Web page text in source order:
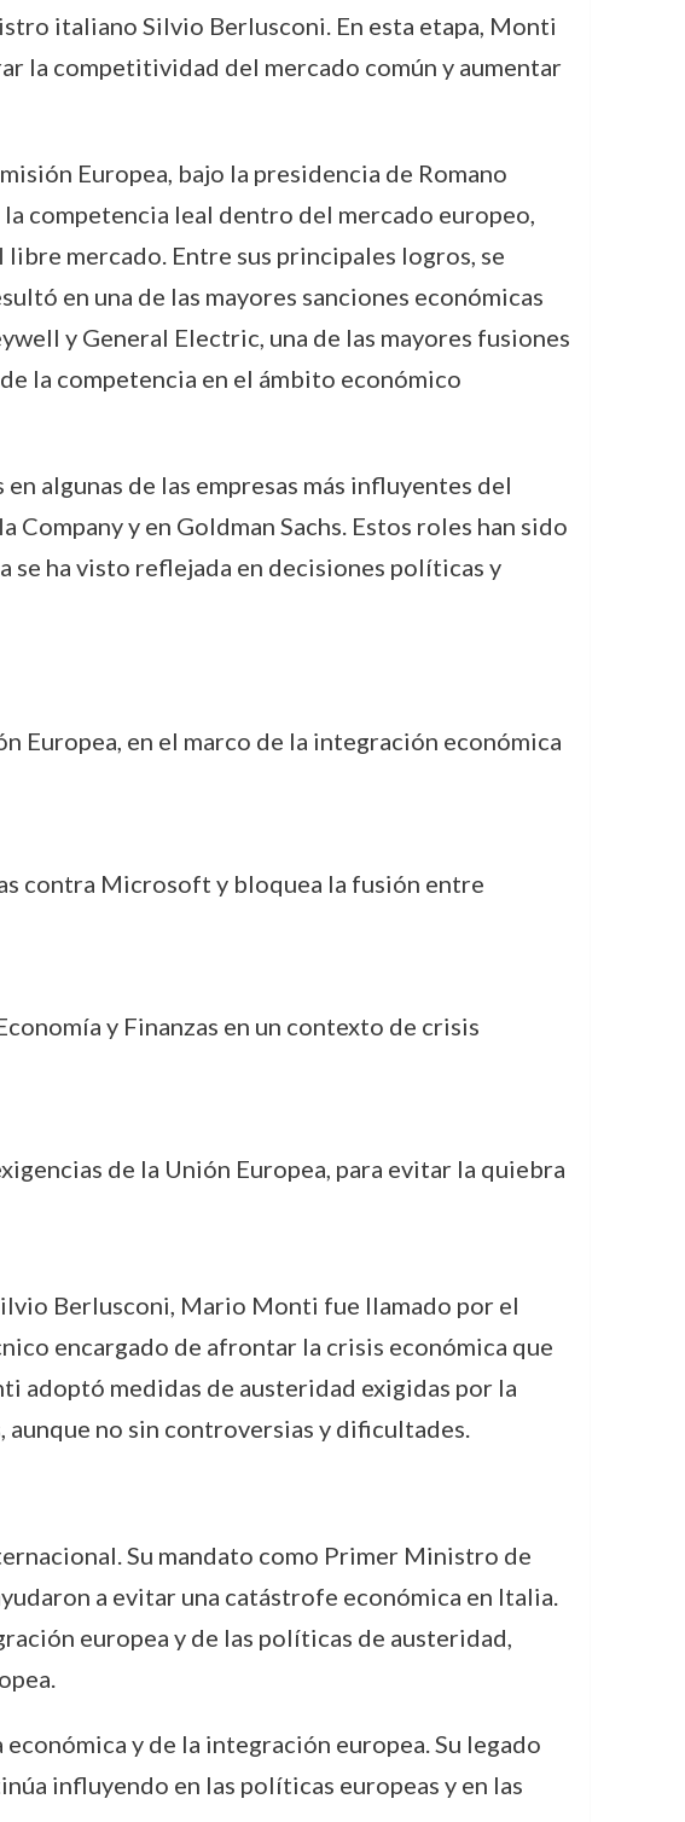
italiano Silvio Berlusconi. En esta etapa, Monti
la competitividad del mercado común y aumentar
Europea, bajo la presidencia de Romano
competencia leal dentro del mercado europeo,
mercado. Entre sus principales logros, se
en una de las mayores sanciones económicas
y General Electric, una de las mayores fusiones
la competencia en el ámbito económico
algunas de las empresas más influyentes del
y en Goldman Sachs. Estos roles han sido
se ha visto reflejada en decisiones políticas y
en el marco de la integración económica
contra Microsoft y bloquea la fusión entre
y Finanzas en un contexto de crisis
de la Unión Europea, para evitar la quiebra
Berlusconi, Mario Monti fue llamado por el
encargado de afrontar la crisis económica que
adoptó medidas de austeridad exigidas por la
no sin controversias y dificultades.
Su mandato como Primer Ministro de
a evitar una catástrofe económica en Italia.
europea y de las políticas de austeridad,
y de la integración europea. Su legado
influyendo en las políticas europeas y en las